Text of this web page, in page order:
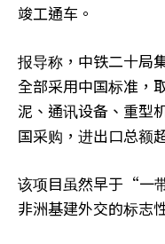
竣工通车。
报导称，中铁二十局
全部采用中国标准，
泥、通讯设备、重型
国采购，进出口总额
该项目虽然早于“一
非洲基建外交的标志